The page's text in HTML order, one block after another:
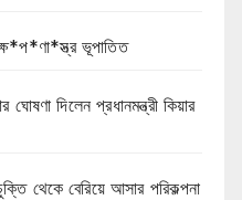
ভূপাতিত
দিলেন প্রধানমন্ত্রী কিয়ার
থেকে বেরিয়ে আসার পরিকল্পনা